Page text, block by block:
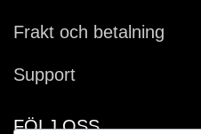
Frakt och betalning
Support
FÖLJ OSS